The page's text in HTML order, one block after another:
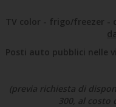
TV color - frigo/freezer -
Posti auto pubblici nelle
(previa richiesta di
300, al costo